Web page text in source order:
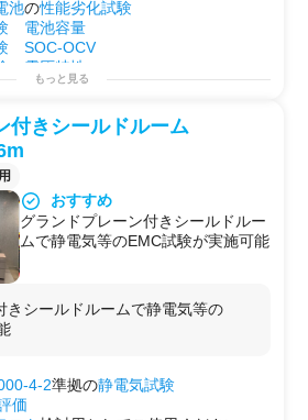
池の性能劣化試験
電池容量
SOC-OCV
電圧特性
温度特性
を始める前の
イドプロジェクト
もっと見る
付きシールドルーム
おすすめ
グランドプレーン付きシールドルー
ムで静電気等のEMC試験が実施可能
きシールドルームで静電気等の
4-2準拠の静電気試験
価